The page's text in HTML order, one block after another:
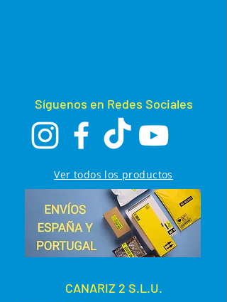
Síguenos en Redes Sociales
Ver todos los productos
CANARIZ 2 S.L.U.